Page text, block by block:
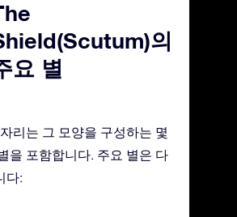
의
요 별
리는 그 모양을 구성하는 몇
을 포함합니다. 주요 별은 다
다: